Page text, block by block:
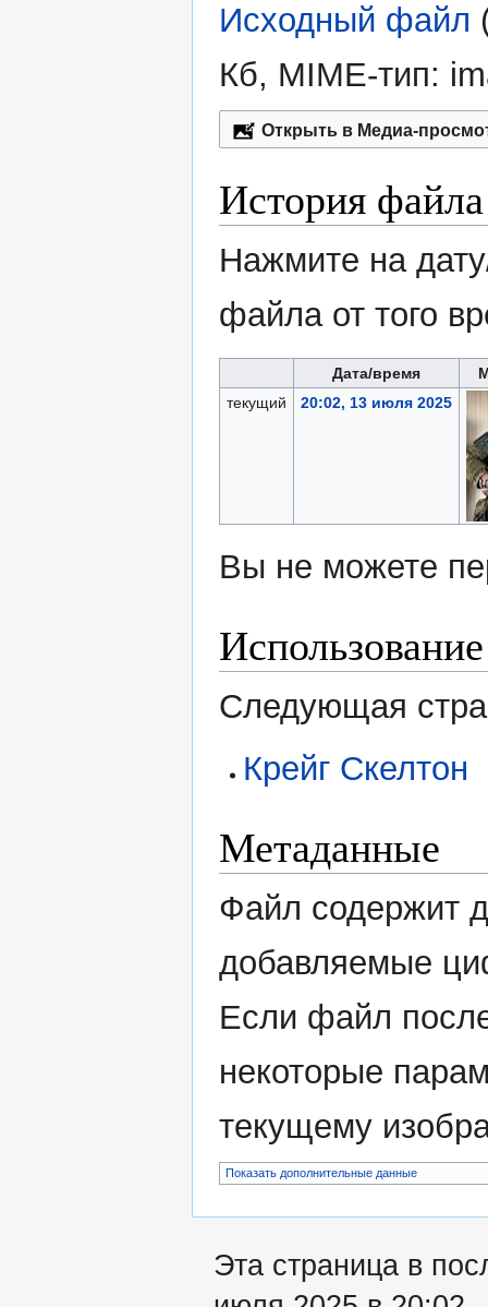
Исходный файл
Кб, MIME-тип:
Открыть в Медиа-
История файла
Нажмите на
файла от того
Дата/время
текущий
20:02, 13 июля 2025
Вы не можете
Следующая
Крейг Скелтон
Метаданные
Файл содержит
добавляемые
Если файл
некоторые
текущему
Показать дополнительные данные
Эта страница в